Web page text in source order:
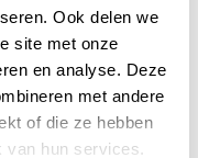
Ook delen we
site met onze
en analyse. Deze
met andere
of die ze hebben
hun services.